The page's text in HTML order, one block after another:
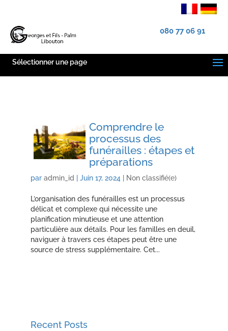
080 77 06 91
Sélectionner une page
Comprendre le
processus des
funérailles : étapes et
préparations
par admin_id Juin 17, 2024| Non classifié(e)
L’organisation des funérailles est un processus
délicat et complexe qui nécessite une
planification minutieuse et une attention
particulière aux détails. Pour les familles en deuil,
naviguer à travers ces étapes peut être une
source de stress supplémentaire. Cet...
Recent Posts